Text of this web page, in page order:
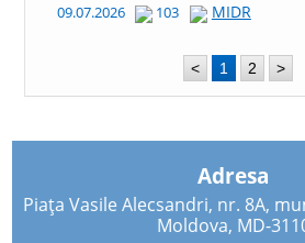
09.07.2026 103 MIDR
< 1 2 >
Adresa
Piața Vasile Alecsandri, nr. 8A,
Moldova, MD-